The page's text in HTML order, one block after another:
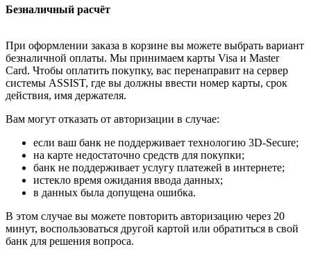
Безналичный расчёт
При оформлении заказа в корзине вы можете выбрать вариант
безналичной оплаты. Мы принимаем карты Visa и Master
Card. Чтобы оплатить покупку, вас перенаправит на сервер
системы ASSIST, где вы должны ввести номер карты, срок
действия, имя держателя.
Вам могут отказать от авторизации в случае:
если ваш банк не поддерживает технологию 3D-Secure;
на карте недостаточно средств для покупки;
банк не поддерживает услугу платежей в интернете;
истекло время ожидания ввода данных;
в данных была допущена ошибка.
В этом случае вы можете повторить авторизацию через 20
минут, воспользоваться другой картой или обратиться в свой
банк для решения вопроса.